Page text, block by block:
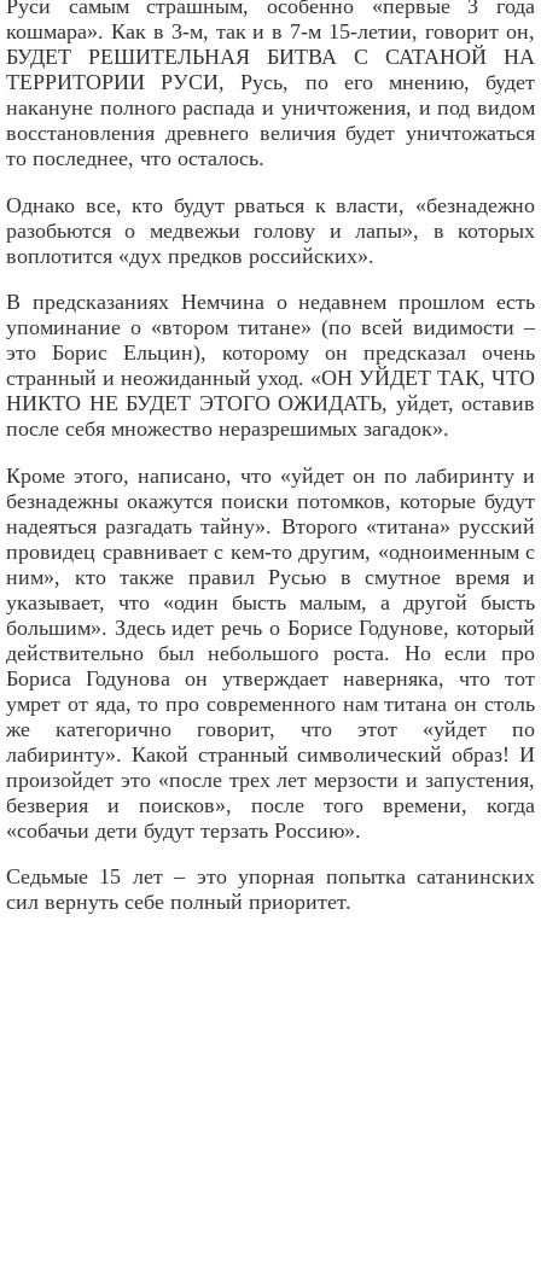
Руси самым страшным, особенно «первые 3 года
кошмара». Как в 3-м, так и в 7-м 15-летии, говорит он,
БУДЕТ РЕШИТЕЛЬНАЯ БИТВА С САТАНОЙ НА
ТЕРРИТОРИИ РУСИ, Русь, по его мнению, будет
накануне полного распада и уничтожения, и под видом
восстановления древнего величия будет уничтожаться
то последнее, что осталось.
Однако все, кто будут рваться к власти, «безнадежно
разобьются о медвежьи голову и лапы», в которых
воплотится «дух предков российских».
В предсказаниях Немчина о недавнем прошлом есть
упоминание о «втором титане» (по всей видимости –
это Борис Ельцин), которому он предсказал очень
странный и неожиданный уход. «ОН УЙДЕТ ТАК, ЧТО
НИКТО НЕ БУДЕТ ЭТОГО ОЖИДАТЬ, уйдет, оставив
после себя множество неразрешимых загадок».
Кроме этого, написано, что «уйдет он по лабиринту и
безнадежны окажутся поиски потомков, которые будут
надеяться разгадать тайну». Второго «титана» русский
провидец сравнивает с кем-то другим, «одноименным с
ним», кто также правил Русью в смутное время и
указывает, что «один бысть малым, а другой бысть
большим». Здесь идет речь о Борисе Годунове, который
действительно был небольшого роста. Но если про
Бориса Годунова он утверждает наверняка, что тот
умрет от яда, то про современного нам титана он столь
же категорично говорит, что этот «уйдет по
лабиринту». Какой странный символический образ! И
произойдет это «после трех лет мерзости и запустения,
безверия и поисков», после того времени, когда
«собачьи дети будут терзать Россию».
Седьмые 15 лет – это упорная попытка сатанинских
сил вернуть себе полный приоритет.